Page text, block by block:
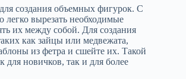
для создания объемных фигурок. С
вырезать необходимые
их между собой. Для создания
как зайцы или медвежата,
из фетра и сшейте их. Такой
для новичков, так и для более